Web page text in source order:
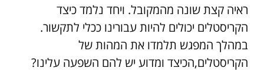
ראיה קצת שונה מהמקובל. ויחד נלמד כיצד
הקריסטלים יכולים להיות עבורינו ככלי לתקשור.
במהלך המפגש תלמדו את המהות של
הקריסטלים,הכיצד ומדוע יש להם השפעה עלינו?